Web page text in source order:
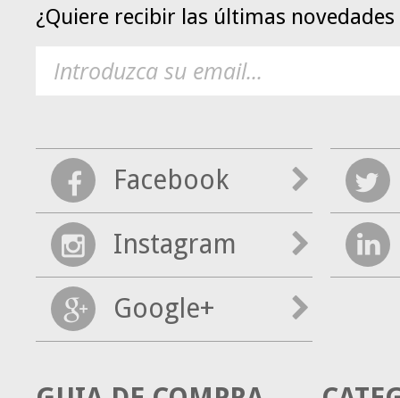
¿Quiere recibir las últimas
Facebook
Instagram
Google+